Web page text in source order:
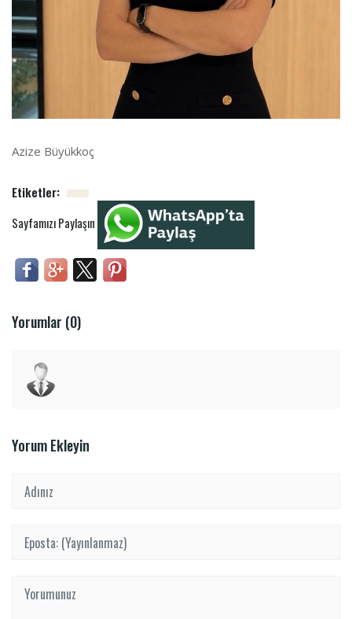
Azize Büyükkoç
Etiketler:
Sayfamızı Paylaşın
Yorumlar (0)
Yorum Ekleyin